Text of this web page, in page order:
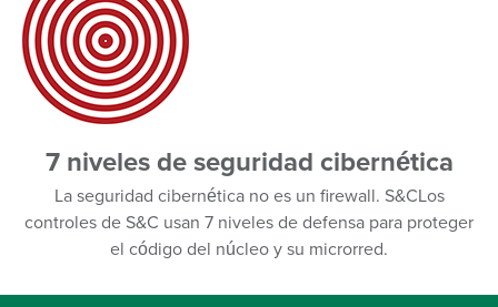
7 niveles de seguridad cibernética
La seguridad cibernética no es un firewall. S&CLos
controles de S&C usan 7 niveles de defensa para proteger
el código del núcleo y su microrred.